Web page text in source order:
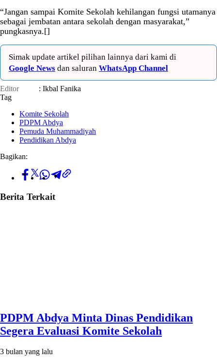
“Jangan sampai Komite Sekolah kehilangan fungsi utamanya
sebagai jembatan antara sekolah dengan masyarakat,”
pungkasnya.[]
Simak update artikel pilihan lainnya dari kami di
Google News dan saluran WhatsApp Channel
Editor
: Ikbal Fanika
Tag
Komite Sekolah
PDPM Abdya
Pemuda Muhammadiyah
Pendidikan Abdya
Bagikan:
Berita Terkait
PDPM Abdya Minta Dinas Pendidikan
Segera Evaluasi Komite Sekolah
3 bulan yang lalu